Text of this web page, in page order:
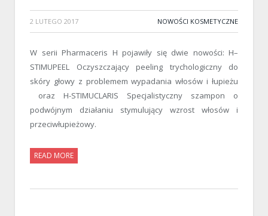
2 LUTEGO 2017 NOWOŚCI KOSMETYCZNE
W serii Pharmaceris H pojawiły się dwie nowości: H–
STIMUPEEL Oczyszczający peeling trychologiczny do
skóry głowy z problemem wypadania włosów i łupieżu
oraz H-STIMUCLARIS Specjalistyczny szampon o
podwójnym działaniu stymulujący wzrost włosów i
przeciwłupieżowy.
READ MORE